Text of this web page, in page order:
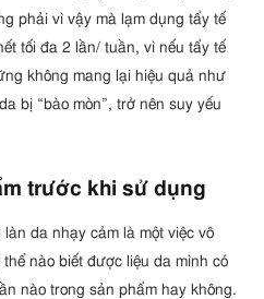
phải vì vậy mà lạm dụng tẩy tế
tối đa 2 lần/ tuần, vì nếu tẩy tế
không mang lại hiệu quả như
bị “bào mòn”, trở nên suy yếu
trước khi sử dụng
da nhạy cảm là một việc vô
nào biết được liệu da mình có
nào trong sản phẩm hay không.